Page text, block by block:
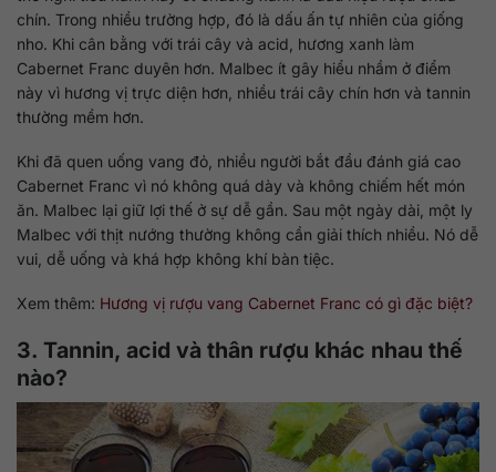
chín. Trong nhiều trường hợp, đó là dấu ấn tự nhiên của giống
nho. Khi cân bằng với trái cây và acid, hương xanh làm
Cabernet Franc duyên hơn. Malbec ít gây hiểu nhầm ở điểm
này vì hương vị trực diện hơn, nhiều trái cây chín hơn và tannin
thường mềm hơn.
Khi đã quen uống vang đỏ, nhiều người bắt đầu đánh giá cao
Cabernet Franc vì nó không quá dày và không chiếm hết món
ăn. Malbec lại giữ lợi thế ở sự dễ gần. Sau một ngày dài, một ly
Malbec với thịt nướng thường không cần giải thích nhiều. Nó dễ
vui, dễ uống và khá hợp không khí bàn tiệc.
Xem thêm: Hương vị rượu vang Cabernet Franc có gì đặc biệt?
3. Tannin, acid và thân rượu khác nhau thế
nào?